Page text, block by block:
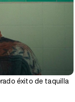
éxito de taquilla